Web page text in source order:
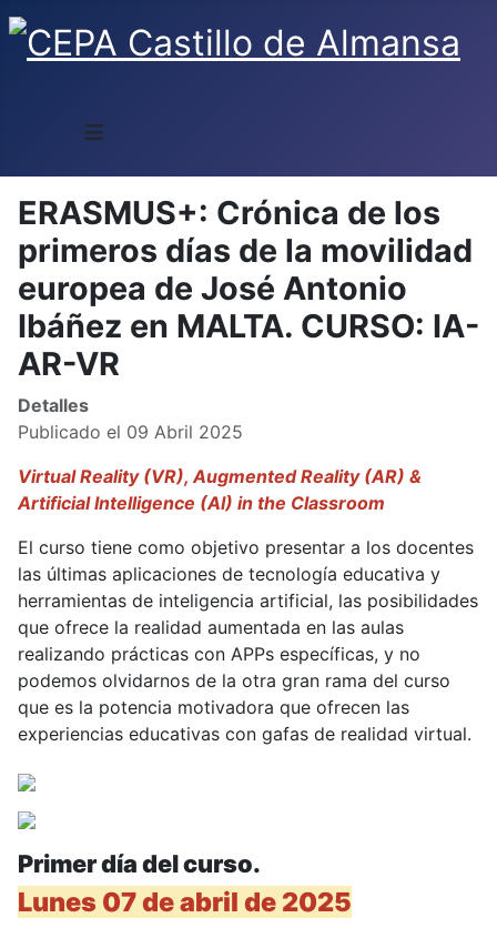
≡
ERASMUS+: Crónica de los
primeros días de la movilidad
europea de José Antonio
Ibáñez en MALTA. CURSO: IA-
AR-VR
Detalles
Publicado el 09 Abril 2025
Virtual Reality (VR), Augmented Reality (AR) &
Artificial Intelligence (AI) in the Classroom
El curso tiene como objetivo presentar a los docentes
las últimas aplicaciones de tecnología educativa y
herramientas de inteligencia artificial, las posibilidades
que ofrece la realidad aumentada en las aulas
realizando prácticas con APPs específicas, y no
podemos olvidarnos de la otra gran rama del curso
que es la potencia motivadora que ofrecen las
experiencias educativas con gafas de realidad virtual.
Primer día del curso.
Lunes 07 de abril de 2025